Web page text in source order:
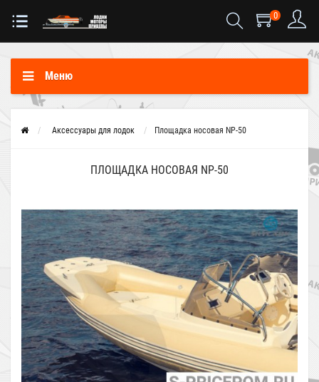
0
Меню
Аксессуары для лодок Площадка носовая NP-50
ПЛОЩАДКА НОСОВАЯ NP-50